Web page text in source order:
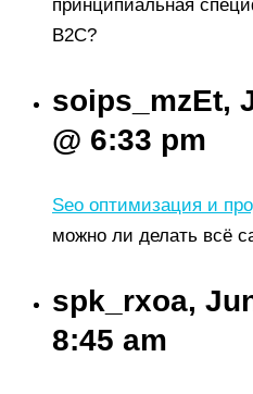
принципиальная
B2C?
soips_mzEt,
@ 6:33 pm
Seo оптимизация и
можно ли делать всё
spk_rxoa,
8:45 am